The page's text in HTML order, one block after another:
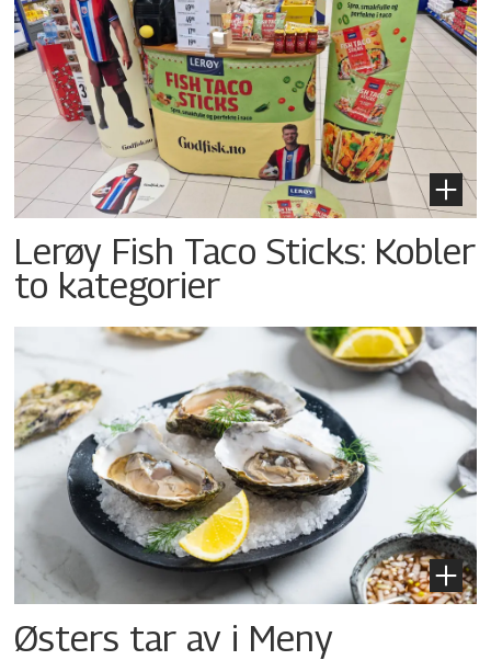
Lerøy Fish Taco Sticks: Kobler
to kategorier
Østers tar av i Meny